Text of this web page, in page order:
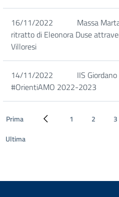
16/11/2022
Massa
ritratto di Eleonora Duse
Villoresi
14/11/2022
IIS
#OrientiAMO 2022-2023
Prima Pagina precedente
1 2 3
Ultima